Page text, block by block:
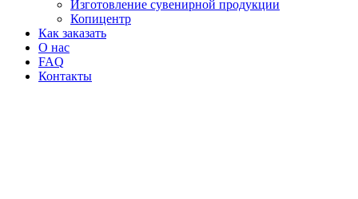
Изготовление сувенирной продукции
Копицентр
Как заказать
О нас
FAQ
Контакты